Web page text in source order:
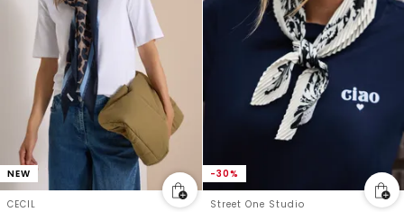
NEW
CECIL
-30%
Street One Studio